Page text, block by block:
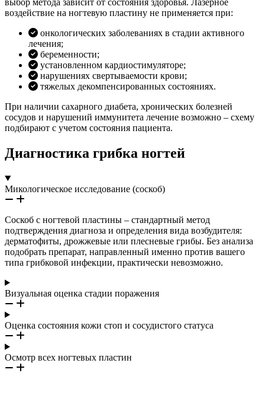
выбор метода зависит от состояния здоровья. Лазерное
воздействие на ногтевую пластину не применяется при:
онкологических заболеваниях в стадии активного
лечения;
беременности;
установленном кардиостимуляторе;
нарушениях свертываемости крови;
тяжелых декомпенсированных состояниях.
При наличии сахарного диабета, хронических болезней
сосудов и нарушений иммунитета лечение возможно – схему
подбирают с учетом состояния пациента.
Диагностика грибка ногтей
Микологическое исследование (соскоб)
Соскоб с ногтевой пластины – стандартный метод
подтверждения диагноза и определения вида возбудителя:
дерматофиты, дрожжевые или плесневые грибы. Без анализа
подобрать препарат, направленный именно против вашего
типа грибковой инфекции, практически невозможно.
Визуальная оценка стадии поражения
Оценка состояния кожи стоп и сосудистого статуса
Осмотр всех ногтевых пластин